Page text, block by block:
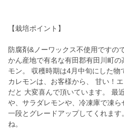
【栽培ポイント】
防腐剤&ノーワックス不使用ですの
かん産地で有名な有田郡有田川町
モン。 収穫時期は4月中旬にした物
カレモンは、お客様から、 甘い！
だと 大変喜んで頂いています。 最
や、サラダレモンや、冷凍庫で凍
一段とグレードアップしてくれま
ね。